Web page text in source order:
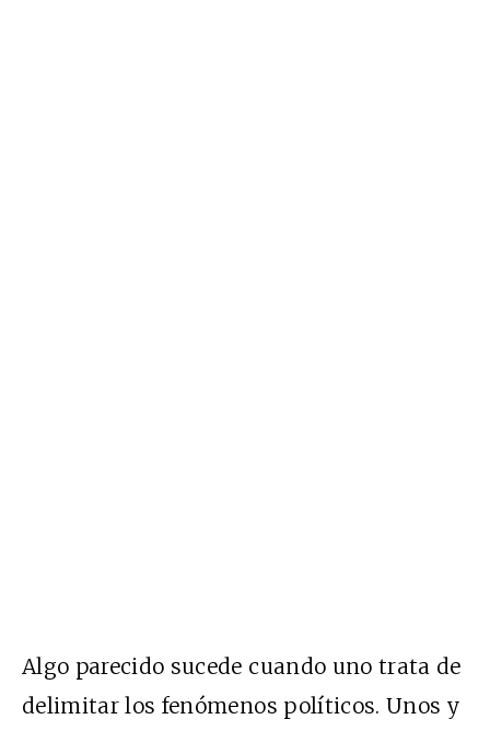
Algo parecido sucede cuando uno trata de
delimitar los fenómenos políticos. Unos y